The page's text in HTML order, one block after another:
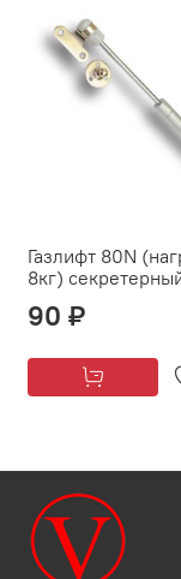
Газлифт 80N
8кг)
90 ₽